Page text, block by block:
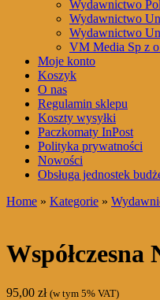
Wydawnictwo
Wydawnictwo
Wydawnictwo
VM Media Sp z
Moje konto
Koszyk
O nas
Regulamin sklepu
Koszty wysyłki
Paczkomaty InPost
Polityka prywatności
Nowości
Obsługa jednostek
Home » Kategorie »
Współczesna
95,00 zł (w tym 5% VAT)